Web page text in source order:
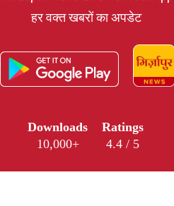
हर वक्त खबरों का अपडेट
Downloads
10,000+
Ratings
4.4 / 5